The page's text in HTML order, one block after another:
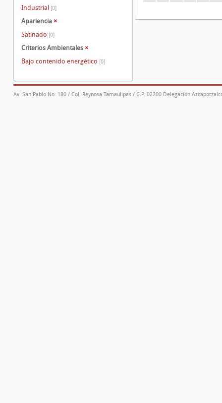
Industrial [0]
Apariencia ×
Satinado [0]
Criterios Ambientales ×
Bajo contenido energético [0]
Av. San Pablo No. 180 / Col. Reynosa Tamaulipas / C.P. 02200 Delegación